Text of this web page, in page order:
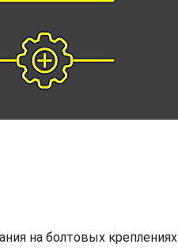
на болтовых креплениях